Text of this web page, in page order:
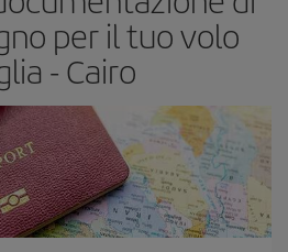
per il tuo volo
- Cairo